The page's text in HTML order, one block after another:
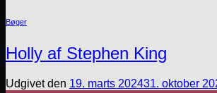
Bøger
Holly af Stephen King
Udgivet den 19. marts 202431. oktober